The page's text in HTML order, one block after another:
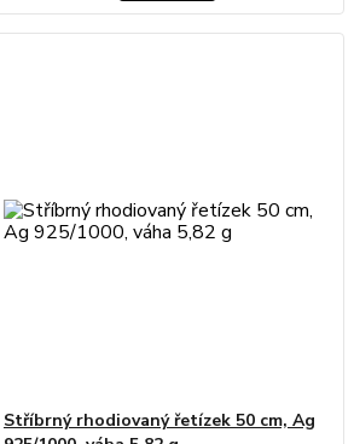
Stříbrný rhodiovaný řetízek 50 cm, Ag